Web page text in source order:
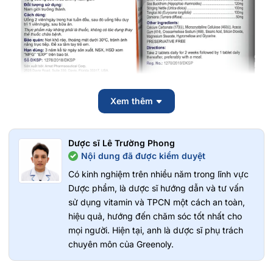
Công Dụng
Hỗ trợ sinh lý, tăng cường sinh lực cho nam giới.
Xem thêm
Dược sĩ Lê Trường Phong
Nội dung đã được kiểm duyệt
Có kinh nghiệm trên nhiều năm trong lĩnh vực
Dược phẩm, là dược sĩ hướng dẫn và tư vấn
sử dụng vitamin và TPCN một cách an toàn,
hiệu quả, hướng đến chăm sóc tốt nhất cho
mọi người. Hiện tại, anh là dược sĩ phụ trách
chuyên môn của Greenoly.